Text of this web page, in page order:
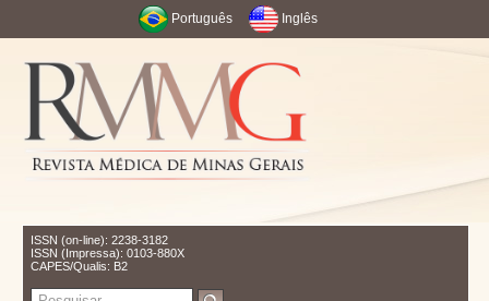
Português Inglês
ISSN (on-line): 2238-3182
ISSN (Impressa): 0103-880X
CAPES/Qualis: B2